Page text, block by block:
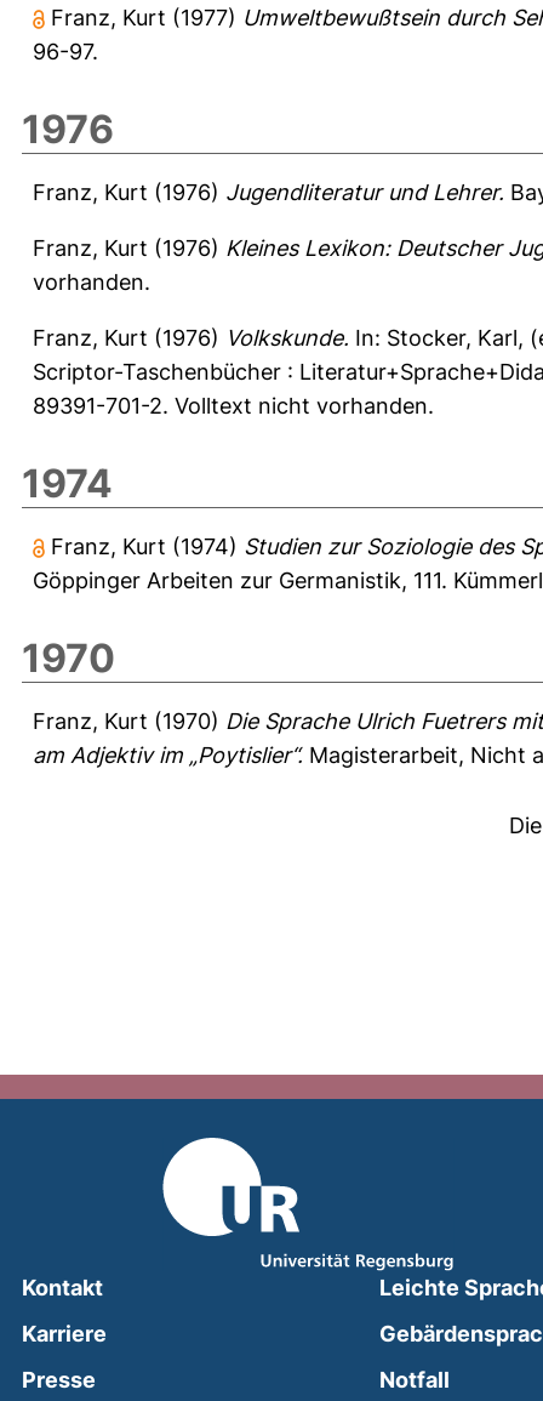
Franz, Kurt (1977) Umweltbewußtsein durch
96-97.
1976
Franz, Kurt (1976) Jugendliteratur und Lehrer.
Franz, Kurt (1976) Kleines Lexikon: Deutscher
vorhanden.
Franz, Kurt (1976) Volkskunde. In: Stocker, Karl,
Scriptor-Taschenbücher :
89391-701-2. Volltext nicht vorhanden.
1974
Franz, Kurt (1974) Studien zur Soziologie des
Göppinger Arbeiten zur Germanistik, 111.
1970
Franz, Kurt (1970) Die Sprache Ulrich Fuetrers
am Adjektiv im „Poytislier“. Magisterarbeit, Nicht
Kontakt
Karriere
Presse
Leichte
Notfall